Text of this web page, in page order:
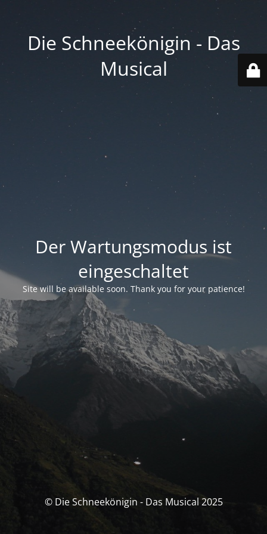
Die Schneekönigin - Das
Musical
Der Wartungsmodus ist
eingeschaltet
Site will be available soon. Thank you for your patience!
© Die Schneekönigin - Das Musical 2025